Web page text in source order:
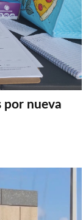
por nueva